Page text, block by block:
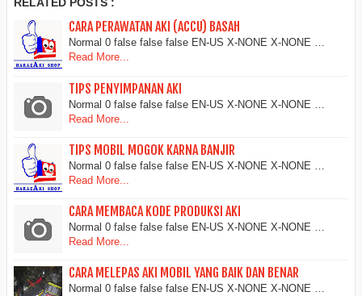
RELATED POSTS :
CARA PERAWATAN AKI (ACCU) BASAH
Normal 0 false false false EN-US X-NONE X-NONE …
Read More...
TIPS PENYIMPANAN AKI
Normal 0 false false false EN-US X-NONE X-NONE …
Read More...
TIPS MOBIL MOGOK KARNA BANJIR
Normal 0 false false false EN-US X-NONE X-NONE …
Read More...
CARA MEMBACA KODE PRODUKSI AKI
Normal 0 false false false EN-US X-NONE X-NONE …
Read More...
CARA MELEPAS AKI MOBIL YANG BAIK DAN BENAR
Normal 0 false false false EN-US X-NONE X-NONE …